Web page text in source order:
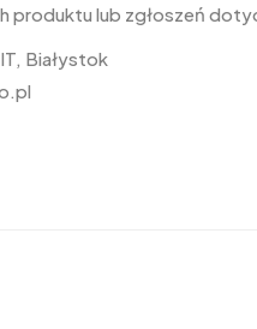
lub zgłoszeń
Białystok